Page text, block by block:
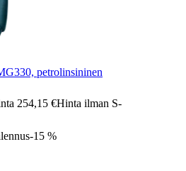
petrolinsininen
254,15 €Hinta ilman S-
-15 %